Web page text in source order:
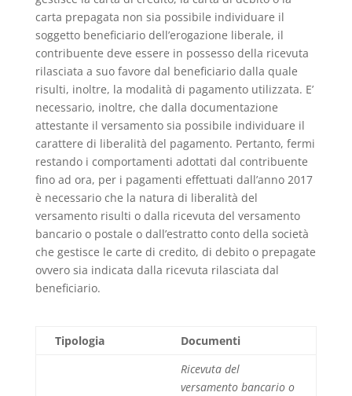
carta prepagata non sia possibile individuare il
soggetto beneficiario dell’erogazione liberale, il
contribuente deve essere in possesso della ricevuta
rilasciata a suo favore dal beneficiario dalla quale
risulti, inoltre, la modalità di pagamento utilizzata. E’
necessario, inoltre, che dalla documentazione
attestante il versamento sia possibile individuare il
carattere di liberalità del pagamento. Pertanto, fermi
restando i comportamenti adottati dal contribuente
fino ad ora, per i pagamenti effettuati dall’anno 2017
è necessario che la natura di liberalità del
versamento risulti o dalla ricevuta del versamento
bancario o postale o dall’estratto conto della società
che gestisce le carte di credito, di debito o prepagate
ovvero sia indicata dalla ricevuta rilasciata dal
beneficiario.
Tipologia Documenti
Ricevuta del
versamento bancario o